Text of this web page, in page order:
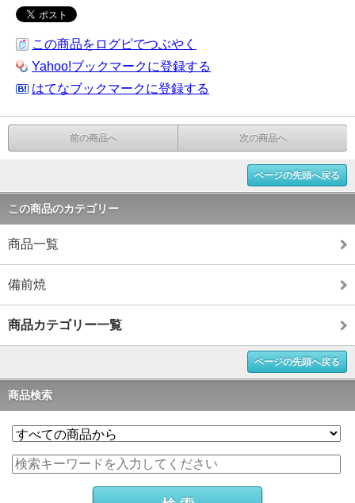
この商品をログピでつぶやく
Yahoo!ブックマークに登録する
はてなブックマークに登録する
前の商品へ 次の商品へ
ページの先頭へ戻る
この商品のカテゴリー
商品一覧
備前焼
商品カテゴリー一覧
ページの先頭へ戻る
商品検索